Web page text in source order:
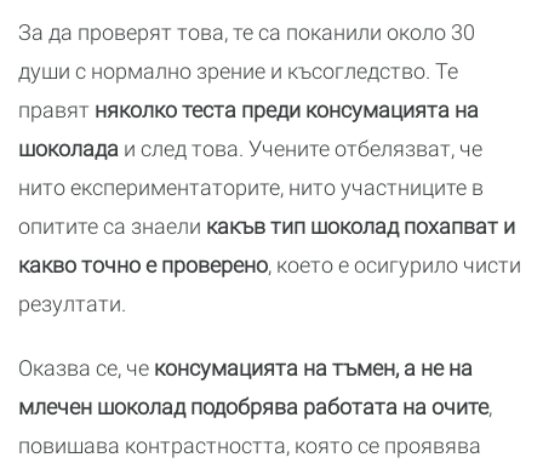
За да проверят това, те са поканили около 30
души с нормално зрение и късогледство. Те
правят няколко теста преди консумацията на
шоколада и след това. Учените отбелязват, че
нито експериментаторите, нито участниците в
опитите са знаели какъв тип шоколад похапват и
какво точно е проверено, което е осигурило чисти
резултати.
Оказва се, че консумацията на тъмен, а не на
млечен шоколад подобрява работата на очите,
повишава контрастността, която се проявява